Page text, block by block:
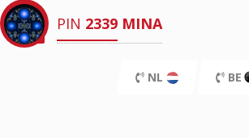
PIN 2339 MINA
NL BE